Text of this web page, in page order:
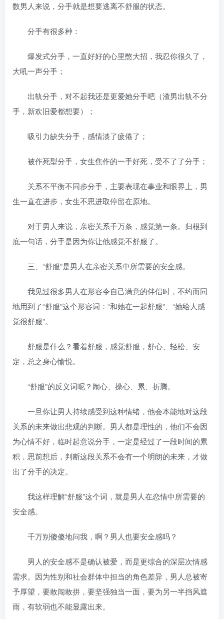
数男人来说，分手就是想要逃离不舒服的状态。
分手有很多种：
爆发式分手，一直好好的心里憋大招，我忍你很久了，
大吼一声分手；
出轨分手，对不起我还是更爱她分手吧（渣男出轨不分
手，新欢旧爱都想要）；
吸引力缺失分手，感情淡了疲倦了；
被作死型分手，女生焦作的一手好死，受不了了分手；
关系不平衡不同步分手，主要表现在事业和眼界上，男
生一直在进步，女生不思进取停留在原地。
对于男人来说，亲密关系千万条，感觉第一条。归根到
底一句话，分手是因为你让他感觉不舒服了。
三、“舒服”是男人在亲密关系中所需要的安全感。
我见过很多男人在形容令自己满意的伴侣时，不约而同
地用到了“舒服”这个形容词：“和她在一起舒服”、“她给人感
觉很舒服”。
舒服是什么？看着舒服，感觉舒服，舒心、轻松、安
定，总之身心愉悦。
“舒服”的反义词呢？闹心、操心、累、折腾。
一旦你让男人持续感受到这种情绪，他会本能地对这段
关系的未来做出悲观的判断。男人都是理性的，他们不会因
为心情不好，临时起意说分手，一定是经过了一段时间的累
积，思前想后，判断这段关系不会有一个明朗的未来，才做
出了分手的决定。
我这样理解“舒服”这个词，就是男人在恋情中所需要的
安全感。
千万别傻傻地问我，啊？男人也要安全感吗？
男人的安全感不是确认被爱，而是更综合的深层次情感
需求。因为性别和社会群体中担当的角色差异，男人总被寄
予厚望，要敢闯敢拼，要坚强独当一面，要为另一半挡风遮
雨，有软弱也不能显露出来。